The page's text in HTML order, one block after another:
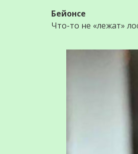
Бейонсе
Что-то не «лежат»